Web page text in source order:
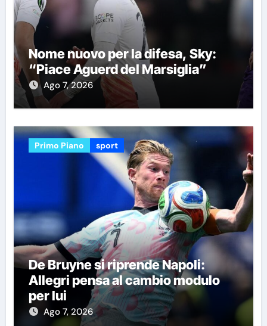
Nome nuovo per la difesa, Sky:
“Piace Aguerd del Marsiglia”
Ago 7, 2026
Primo Piano sport
De Bruyne si riprende Napoli:
Allegri pensa al cambio modulo
per lui
Ago 7, 2026